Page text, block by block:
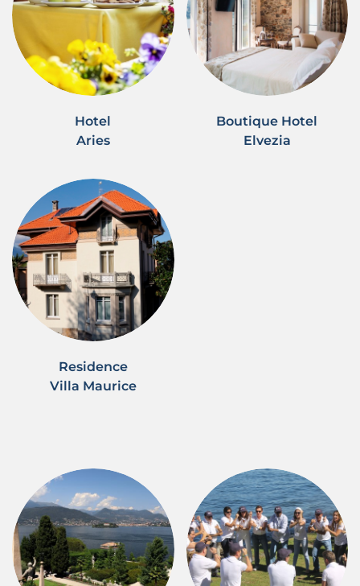
Hotel
Aries
Boutique Hotel
Elvezia
Residence
Villa Maurice